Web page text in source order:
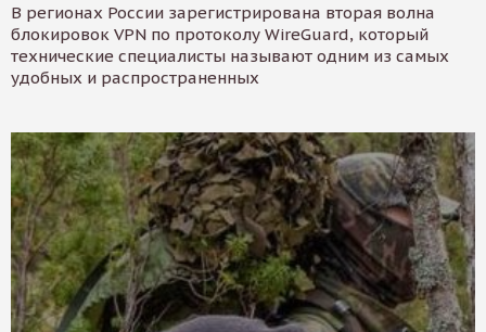
В регионах России зарегистрирована вторая волна
блокировок VPN по протоколу WireGuard, который
технические специалисты называют одним из самых
удобных и распространенных